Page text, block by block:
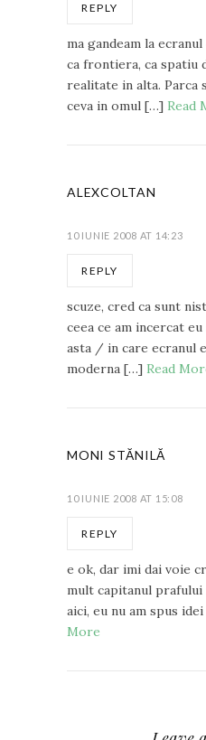
REPLY
ma gandeam la
ca frontiera, ca
realitate in alta. Parca
ceva in omul […] Read
ALEXCOLTAN
10 IUNIE 2008 AT 14:23
REPLY
scuze, cred ca sunt
ceea ce am incercat
asta / in care ecranul
moderna […] Read
MONI STĂNILĂ
10 IUNIE 2008 AT 15:08
REPLY
e ok, dar imi dai voie
mult capitanul prafului
aici, eu nu am spus
More